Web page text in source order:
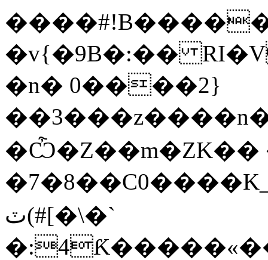
�v{�9B�:��
�n� 0����2}
�Ѽ�Z��m�ZK��
ٽ(#[�\�`
�:4Ƙ�����«���2%lgwv����S�